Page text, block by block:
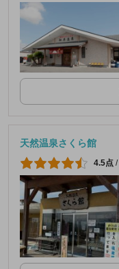
天然温泉さくら館
4.5点 /